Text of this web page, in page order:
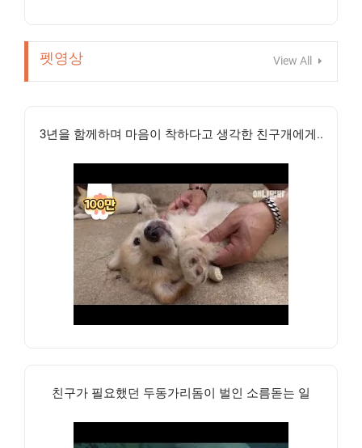
펫영상 View All
3년을 함께하며 마음이 착하다고 생각한 친구개에게..
친구가 필요했던 두동가리돔이 벌인 소름돋는 일